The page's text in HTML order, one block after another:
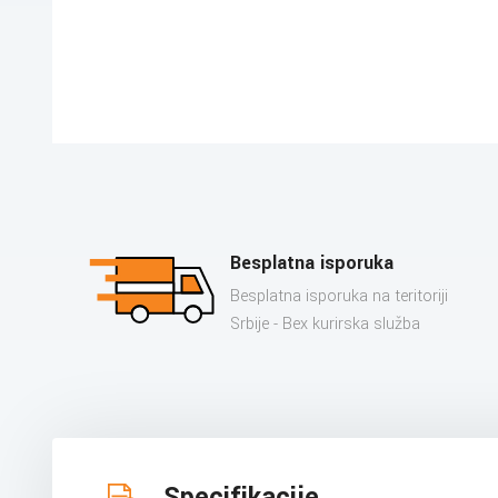
Besplatna isporuka
Besplatna isporuka na teritoriji
Srbije - Bex kurirska služba